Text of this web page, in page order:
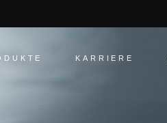
KARRIERE